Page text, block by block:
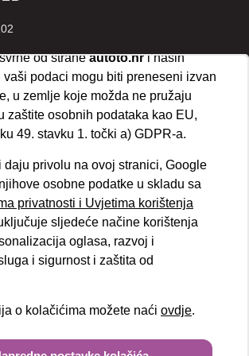
VELEPRODAJA
uređaj i njihovu obradu za analitičke
od straneautoto.hri naših
vaši podaci mogu biti preneseni izvan
u zemlje koje možda ne pružaju
zaštite osobnih podataka kao EU,
49. stavku 1. točki a) GDPR-a.
daju privolu na ovoj stranici, Google
osobne podatke u skladu sa
privatnosti i Uvjetima korištenja
sljedeće načine korištenja
oglasa, razvoj i
i sigurnost i zaštita od
o kolačićima možete naći ovdje.